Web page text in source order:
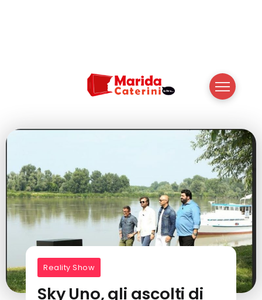
Reality Show
Sky Uno, gli ascolti di